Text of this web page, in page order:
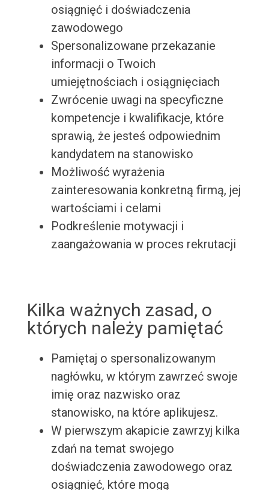
osiągnięć i doświadczenia
zawodowego
Spersonalizowane przekazanie
informacji o Twoich
umiejętnościach i osiągnięciach
Zwrócenie uwagi na specyficzne
kompetencje i kwalifikacje, które
sprawią, że jesteś odpowiednim
kandydatem na stanowisko
Możliwość wyrażenia
zainteresowania konkretną firmą, jej
wartościami i celami
Podkreślenie motywacji i
zaangażowania w proces rekrutacji
Kilka ważnych zasad, o
których należy pamiętać
Pamiętaj o spersonalizowanym
nagłówku, w którym zawrzeć swoje
imię oraz nazwisko oraz
stanowisko, na które aplikujesz.
W pierwszym akapicie zawrzyj kilka
zdań na temat swojego
doświadczenia zawodowego oraz
osiągnięć, które mogą